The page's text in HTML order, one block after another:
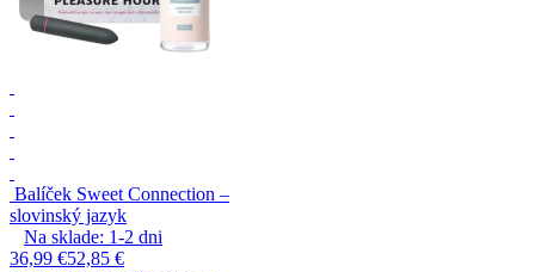
Balíček Sweet Connection –
slovinský jazyk
Na sklade: 1-2 dni
36,99 €52,85 €